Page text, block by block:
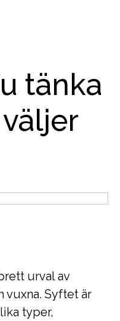
tänka
urval av
vuxna. Syftet är
typer,